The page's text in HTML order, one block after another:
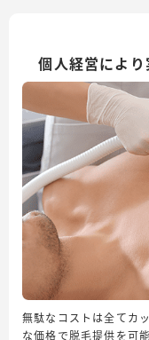
個人経営によ
無駄なコストは全てカ
な価格で脱毛提供を可